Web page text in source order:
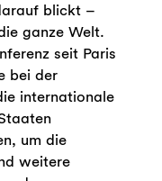
blickt –
ganze Welt.
seit Paris
bei der
internationale
um die
weitere